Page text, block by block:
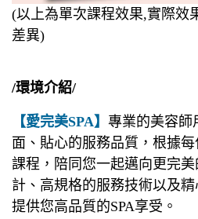
(以上為單次課程效果,實際效
差異)
/環境介紹/
【愛完美SPA】 專業的美容師
面、貼心的服務品質，根據
課程，陪同您一起邁向更完
計、高規格的服務技術以及
提供您高品質的SPA享受。